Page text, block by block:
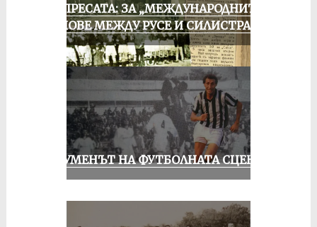
ОТ ПРЕСАТА: ЗА „МЕЖДУНАРОДНИТЕ“
МАЧОВЕ МЕЖДУ РУСЕ И СИЛИСТРА
ШОУМЕНЪТ НА ФУТБОЛНАТА СЦЕНА